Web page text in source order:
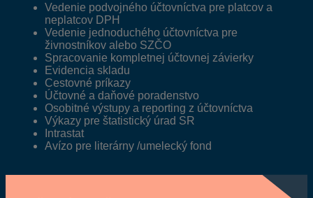
Vedenie podvojného účtovníctva pre platcov a
neplatcov DPH
Vedenie jednoduchého účtovníctva pre
živnostníkov alebo SZČO
Spracovanie kompletnej účtovnej závierky
Evidencia skladu
Cestovné príkazy
Účtovné a daňové poradenstvo
Osobitné výstupy a reporting z účtovníctva
Výkazy pre štatistický úrad SR
Intrastat
Avízo pre literárny /umelecký fond